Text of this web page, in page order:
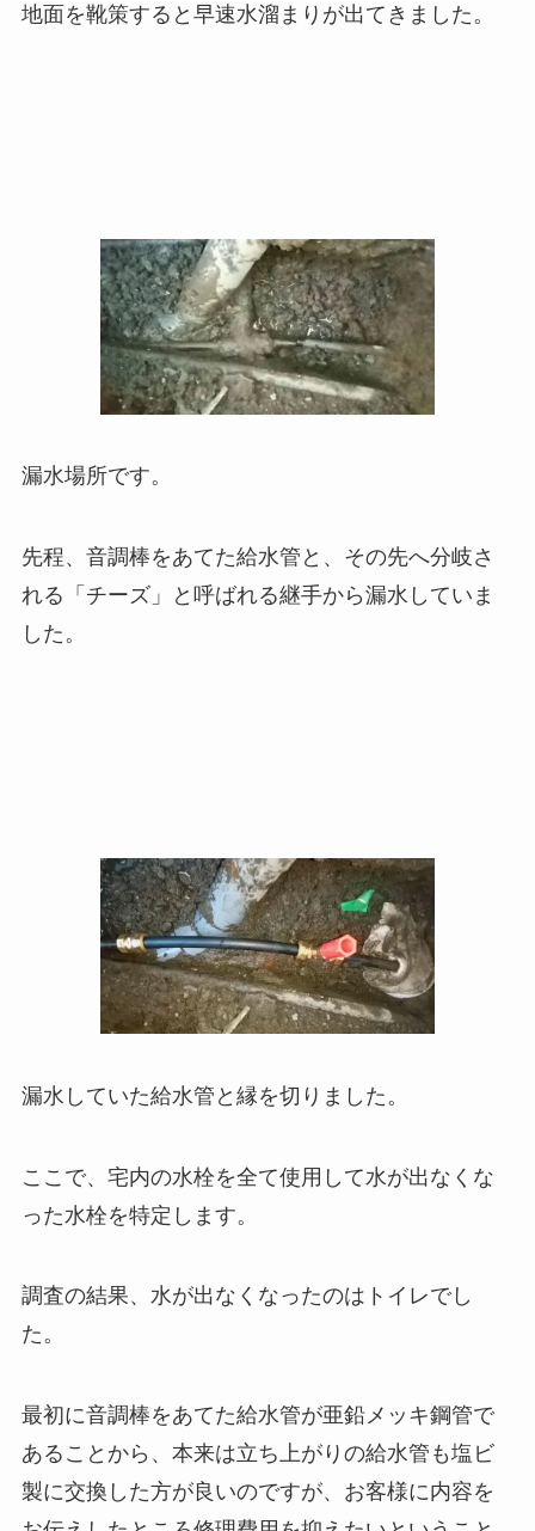
地面を靴策すると早速水溜まりが出てきました。
漏水場所です。
先程、音調棒をあてた給水管と、その先へ分岐さ
れる「チーズ」と呼ばれる継手から漏水していま
した。
漏水していた給水管と縁を切りました。
ここで、宅内の水栓を全て使用して水が出なくな
った水栓を特定します。
調査の結果、水が出なくなったのはトイレでし
た。
最初に音調棒をあてた給水管が亜鉛メッキ鋼管で
あることから、本来は立ち上がりの給水管も塩ビ
製に交換した方が良いのですが、お客様に内容を